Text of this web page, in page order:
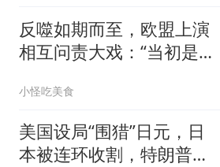
反噬如期而至，欧盟上演
相互问责大戏：“当初是谁
小怪吃美食
美国设局“围猎”日元，日
本被连环收割，特朗普金